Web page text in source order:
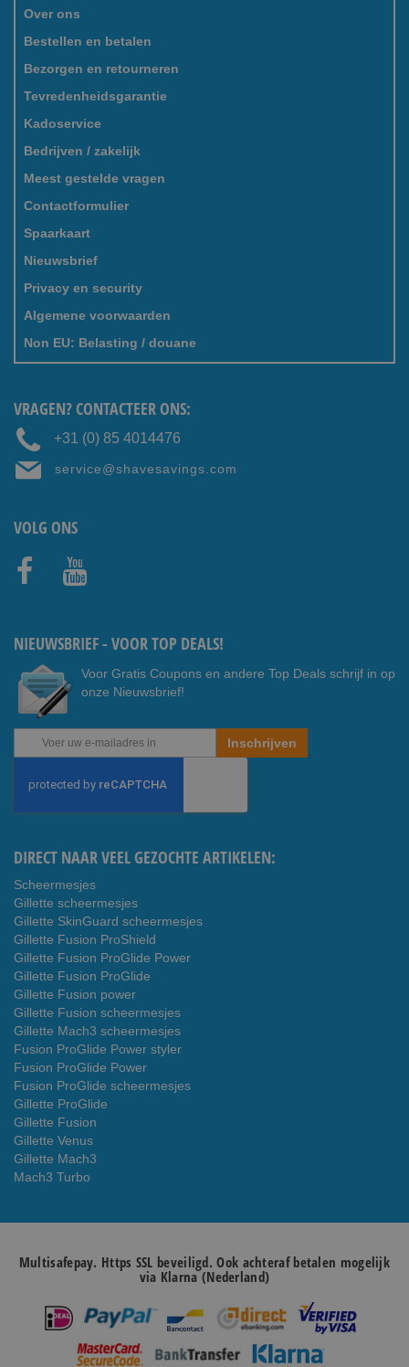
Over ons
Bestellen en betalen
Bezorgen en retourneren
Tevredenheidsgarantie
Kadoservice
Bedrijven / zakelijk
Meest gestelde vragen
Contactformulier
Spaarkaart
Nieuwsbrief
Privacy en security
Algemene voorwaarden
Non EU: Belasting / douane
VRAGEN? CONTACTEER ONS:
+31 (0) 85 4014476
service@shavesavings.com
VOLG ONS
NIEUWSBRIEF - VOOR TOP DEALS!
Voor Gratis Coupons en andere Top Deals schrijf in op
onze Nieuwsbrief!
Abonneer
u
onze
nieuwsbrief
Inschrijven
DIRECT NAAR VEEL GEZOCHTE ARTIKELEN:
Scheermesjes
Gillette scheermesjes
Gillette SkinGuard scheermesjes
Gillette Fusion ProShield
Gillette Fusion ProGlide Power
Gillette Fusion ProGlide
Gillette Fusion power
Gillette Fusion scheermesjes
Gillette Mach3 scheermesjes
Fusion ProGlide Power styler
Fusion ProGlide Power
Fusion ProGlide scheermesjes
Gillette ProGlide
Gillette Fusion
Gillette Venus
Gillette Mach3
Mach3 Turbo
Multisafepay. Https SSL beveiligd. Ook achteraf betalen mogelijk
via Klarna (Nederland)